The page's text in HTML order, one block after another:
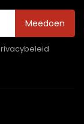
Meedoen